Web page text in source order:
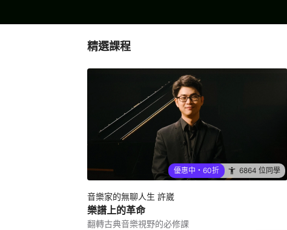
精選課程
優惠中・60折 6864 位同學
音樂家的無聊人生 許崴
樂譜上的革命
翻轉古典音樂視野的必修課